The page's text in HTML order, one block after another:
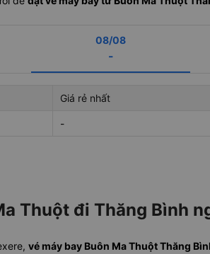
08/08
-
Giá rẻ nhất
-
Thuột đi Thăng Bình
vé máy bay Buôn Ma Thuột Thăng